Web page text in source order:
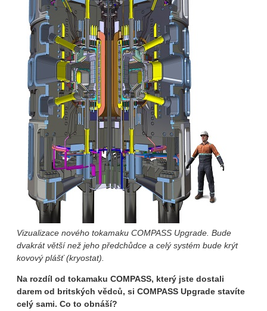
Vizualizace nového tokamaku COMPASS Upgrade. Bude
dvakrát větší než jeho předchůdce a celý systém bude krýt
kovový plášť (kryostat).
Na rozdíl od tokamaku COMPASS, který jste dostali
darem od britských vědců, si COMPASS Upgrade stavíte
celý sami. Co to obnáší?